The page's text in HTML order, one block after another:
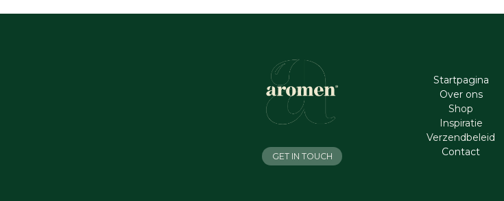
Startpagina
Ove​r​ ons
Shop
Inspiratie
Verzendbeleid
Cont​act
GET IN TOUCH